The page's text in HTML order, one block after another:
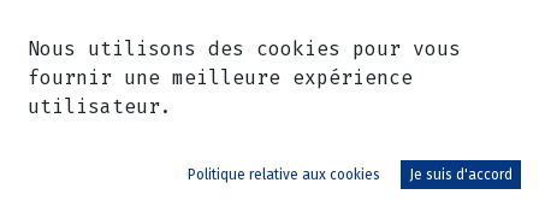
Nous utilisons des cookies pour vous
fournir une meilleure expérience
utilisateur.
Politique relative aux cookies Je suis d'accord